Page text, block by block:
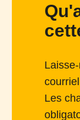
Les